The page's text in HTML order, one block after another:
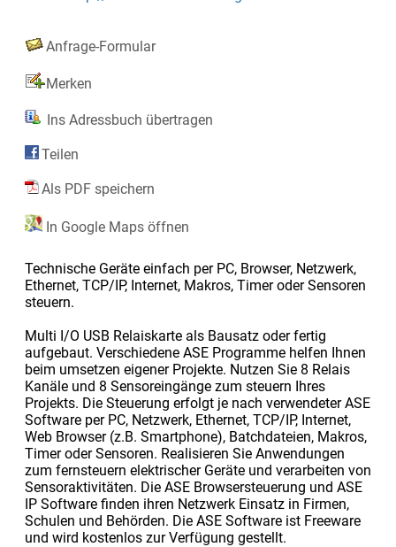
Anfrage-Formular
Merken
Ins Adressbuch übertragen
Teilen
Als PDF speichern
In Google Maps öffnen
Technische Geräte einfach per PC, Browser, Netzwerk,
Ethernet, TCP/IP, Internet, Makros, Timer oder Sensoren
steuern.
Multi I/O USB Relaiskarte als Bausatz oder fertig
aufgebaut. Verschiedene ASE Programme helfen Ihnen
beim umsetzen eigener Projekte. Nutzen Sie 8 Relais
Kanäle und 8 Sensoreingänge zum steuern Ihres
Projekts. Die Steuerung erfolgt je nach verwendeter ASE
Software per PC, Netzwerk, Ethernet, TCP/IP, Internet,
Web Browser (z.B. Smartphone), Batchdateien, Makros,
Timer oder Sensoren. Realisieren Sie Anwendungen
zum fernsteuern elektrischer Geräte und verarbeiten von
Sensoraktivitäten. Die ASE Browsersteuerung und ASE
IP Software finden ihren Netzwerk Einsatz in Firmen,
Schulen und Behörden. Die ASE Software ist Freeware
und wird kostenlos zur Verfügung gestellt.